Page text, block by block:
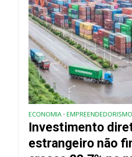
ECONOMIA • EMPREENDEDORISMO
Investimento
estrangeiro não